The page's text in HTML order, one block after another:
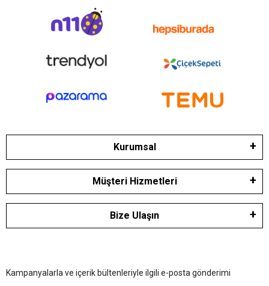
Kurumsal
Müşteri Hizmetleri
Bize Ulaşın
Kampanyalarla ve içerik bültenleriyle ilgili e-posta gönderimi